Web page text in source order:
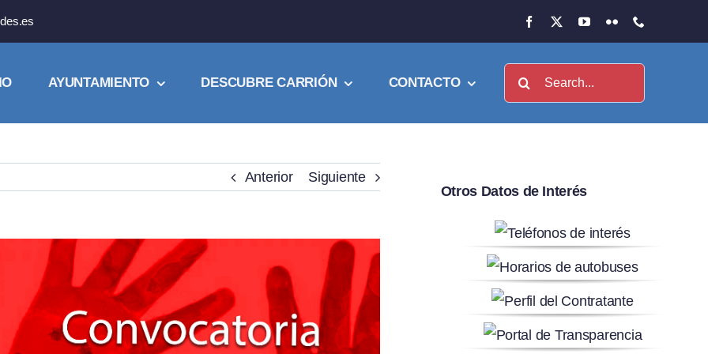
AYUNTAMIENTO DESCUBRE CARRIÓN CONTACTO Buscar:
Anterior Siguiente
Otros Datos de Interés